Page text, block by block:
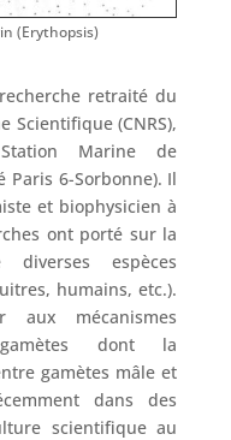
(Erythopsis)
retraité du
Scientifique (CNRS),
Marine de
Paris 6-Sorbonne). Il
et biophysicien à
ont porté sur la
diverses espèces
humains, etc.).
aux mécanismes
dont la
gamètes mâle et
dans des
scientifique au